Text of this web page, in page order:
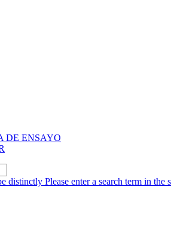
DE ENSAYO
distinctly Please enter a search term in the